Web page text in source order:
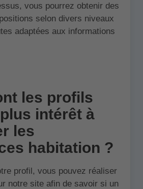
vous pourrez obtenir des
selon divers niveaux
adaptées aux informations
les profils
intérêt à
les
habitation ?
profil, vous pouvez réaliser
notre site afin de savoir si un